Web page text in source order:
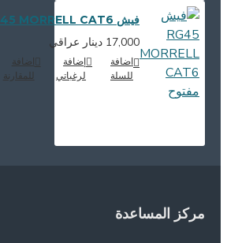
فيش RG45 MORRELL CAT6 مفتوح
17,000 دينار عراقي
اضافة
إضافة
لرغباتي
للمقارنة
المساعدة